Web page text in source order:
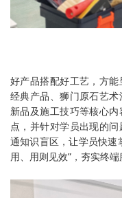
好产品搭配好工艺，方
经典产品、狮门原石艺
新品及施工技巧等核心
点，并针对学员出现的
通知识盲区，让学员快速
用、用则见效”，夯实终端